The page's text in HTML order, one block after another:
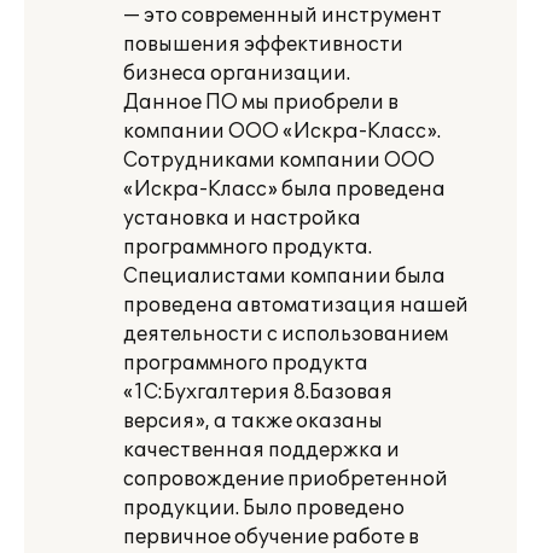
— это современный инструмент
повышения эффективности
бизнеса организации.
Данное ПО мы приобрели в
компании ООО «Искра-Класс».
Сотрудниками компании ООО
«Искра-Класс» была проведена
установка и настройка
программного продукта.
Специалистами компании была
проведена автоматизация нашей
деятельности с использованием
программного продукта
«1С:Бухгалтерия 8.Базовая
версия», а также оказаны
качественная поддержка и
сопровождение приобретенной
продукции. Было проведено
первичное обучение работе в